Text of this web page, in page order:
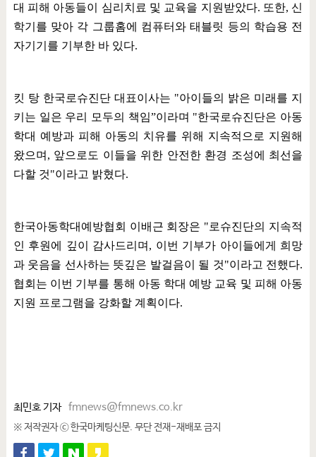
대 피해 아동들이 심리치료 및 교육을 지원받았다. 또한, 신
학기를 맞아 각 그룹홈에 컴퓨터와 태블릿 등의 학습용 전
자기기를 기부한 바 있다.
킷 탕 한국로슈진단 대표이사는 "아이들의 밝은 미래를 지
키는 일은 우리 모두의 책임”이라며 "한국로슈진단은 아동
학대 예방과 피해 아동의 치유를 위해 지속적으로 지원해
왔으며 , 앞으로도 이들을 위한 안전한 환경 조성에 최선을
다할 것"이라고 밝혔다.
한국아동학대예방협회 이배근 회장은 "로슈진단의 지속적
인 후원에 깊이 감사드리며 , 이번 기부가 아이들에게 희망
과 웃음을 선사하는 뜻깊은 발걸음이 될 것"이라고 전했다.
협회는 이번 기부를 통해 아동 학대 예방 교육 및 피해 아동
지원 프로그램을 강화할 계획이다.
최민호 기자 fmnews@fmnews.co.kr
※ 저작권자 ⓒ 한국마케팅신문. 무단 전재-재배포 금지